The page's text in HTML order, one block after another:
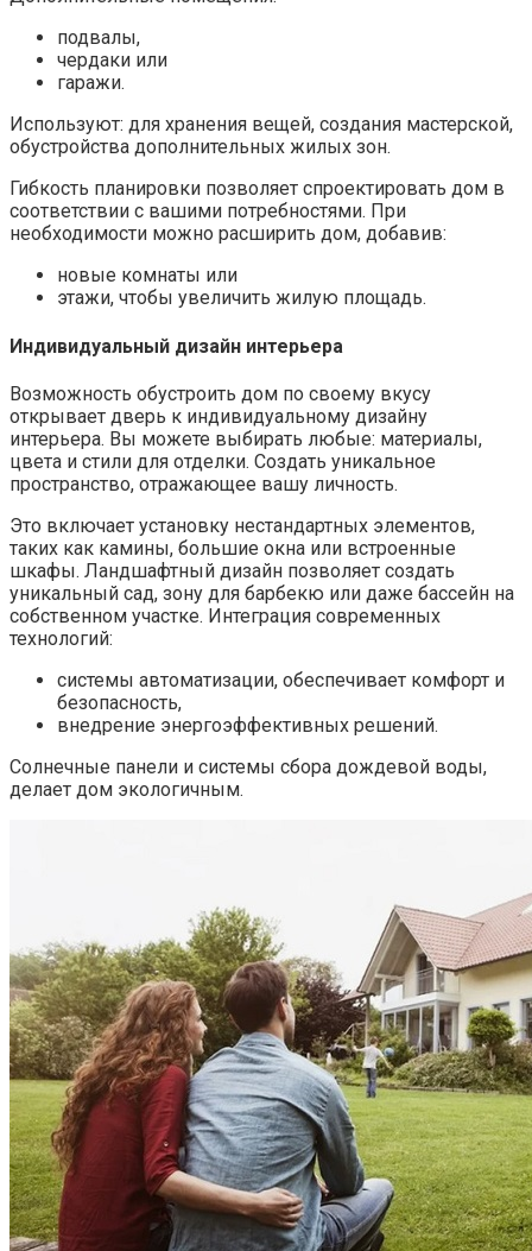
подвалы,
чердаки или
гаражи.
Используют: для хранения вещей, создания мастерской,
обустройства дополнительных жилых зон.
Гибкость планировки позволяет спроектировать дом в
соответствии с вашими потребностями. При
необходимости можно расширить дом, добавив:
новые комнаты или
этажи, чтобы увеличить жилую площадь.
Индивидуальный дизайн интерьера
Возможность обустроить дом по своему вкусу
открывает дверь к индивидуальному дизайну
интерьера. Вы можете выбирать любые: материалы,
цвета и стили для отделки. Создать уникальное
пространство, отражающее вашу личность.
Это включает установку нестандартных элементов,
таких как камины, большие окна или встроенные
шкафы. Ландшафтный дизайн позволяет создать
уникальный сад, зону для барбекю или даже бассейн на
собственном участке. Интеграция современных
технологий:
системы автоматизации, обеспечивает комфорт и
безопасность,
внедрение энергоэффективных решений.
Солнечные панели и системы сбора дождевой воды,
делает дом экологичным.